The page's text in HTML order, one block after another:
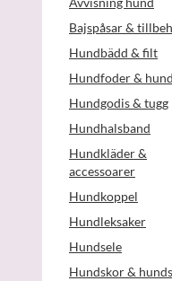
Bajspåsar &
Hundbädd & filt
Hundfoder &
Hundgodis & tugg
Hundhalsband
Hundkläder &
accessoarer
Hundkoppel
Hundleksaker
Hundsele
Hundskor &